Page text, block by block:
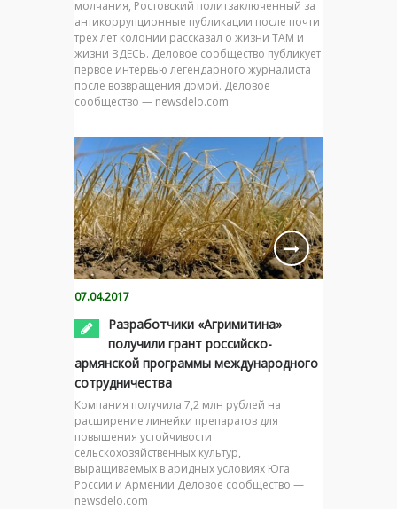
молчания, Ростовский политзаключенный за
антикоррупционные публикации после почти
трех лет колонии рассказал о жизни ТАМ и
жизни ЗДЕСЬ. Деловое сообщество публикует
первое интервью легендарного журналиста
после возвращения домой. Деловое
сообщество — newsdelo.com
07.04.2017
Разработчики «Агримитина»
получили грант российско-
армянской программы международного
сотрудничества
Компания получила 7,2 млн рублей на
расширение линейки препаратов для
повышения устойчивости
сельскохозяйственных культур,
выращиваемых в аридных условиях Юга
России и Армении Деловое сообщество —
newsdelo.com